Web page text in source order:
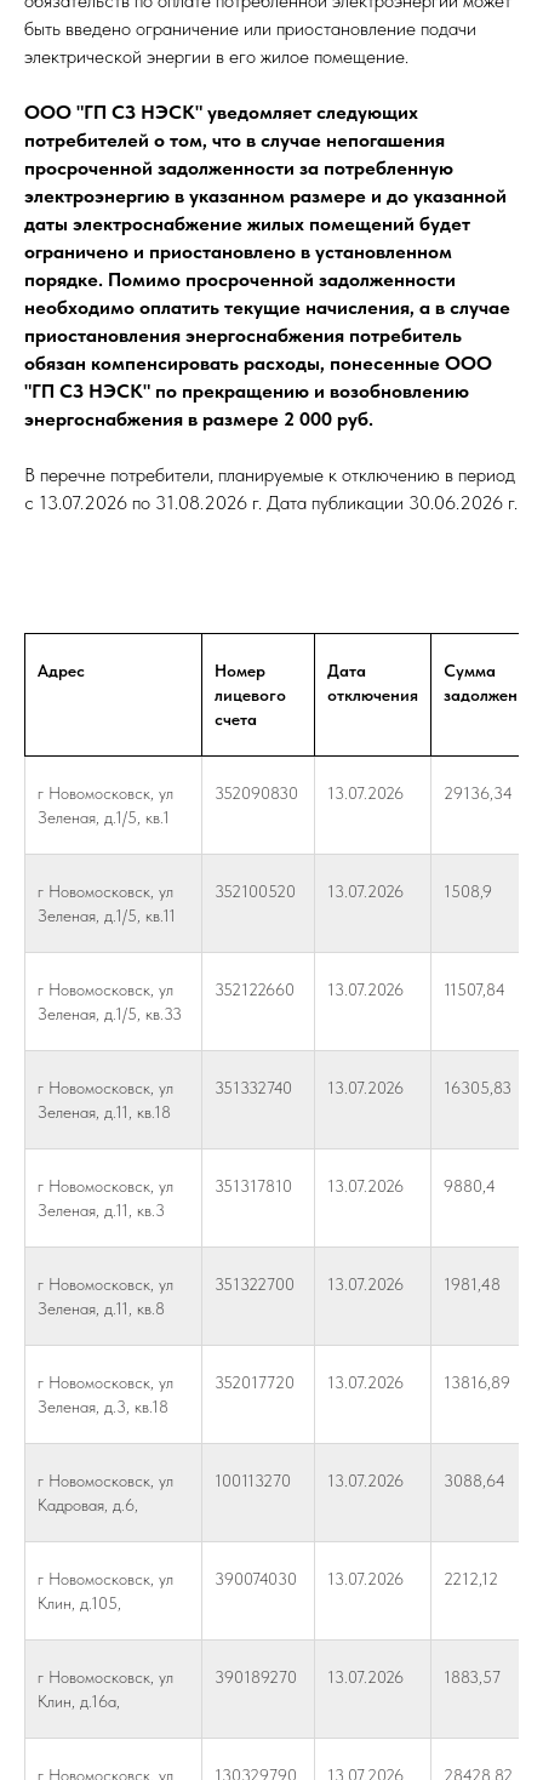
быть введено ограничение или приостановление подачи
электрической энергии в его жилое помещение.
ООО "ГП СЗ НЭСК" уведомляет следующих
потребителей о том, что в случае непогашения
просроченной задолженности за потребленную
электроэнергию в указанном размере и до указанной
даты электроснабжение жилых помещений будет
ограничено и приостановлено в установленном
порядке. Помимо просроченной задолженности
необходимо оплатить текущие начисления, а в случае
приостановления энергоснабжения потребитель
обязан компенсировать расходы, понесенные ООО
"ГП СЗ НЭСК" по прекращению и возобновлению
энергоснабжения в размере 2 000 руб.
В перечне потребители, планируемые к отключению в период
с 13.07.2026 по 31.08.2026 г. Дата публикации 30.06.2026 г.
Адрес
Номер
лицевого
счета
Дата
отключения
Сумма
г Новомосковск, ул
Зеленая, д.1/5, кв.1
352090830 13.07.2026 29136,34
г Новомосковск, ул
Зеленая, д.1/5, кв.11
352100520 13.07.2026 1508,9
г Новомосковск, ул
Зеленая, д.1/5, кв.33
352122660 13.07.2026 11507,84
г Новомосковск, ул
Зеленая, д.11, кв.18
351332740 13.07.2026 16305,83
г Новомосковск, ул
Зеленая, д.11, кв.3
351317810 13.07.2026 9880,4
г Новомосковск, ул
Зеленая, д.11, кв.8
351322700 13.07.2026 1981,48
г Новомосковск, ул
Зеленая, д.3, кв.18
352017720 13.07.2026 13816,89
г Новомосковск, ул
Кадровая, д.6,
100113270 13.07.2026 3088,64
г Новомосковск, ул
Клин, д.105,
390074030 13.07.2026 2212,12
г Новомосковск, ул
Клин, д.16а,
390189270 13.07.2026 1883,57
г Новомосковск, ул
130329790 13.07.2026 28428,82